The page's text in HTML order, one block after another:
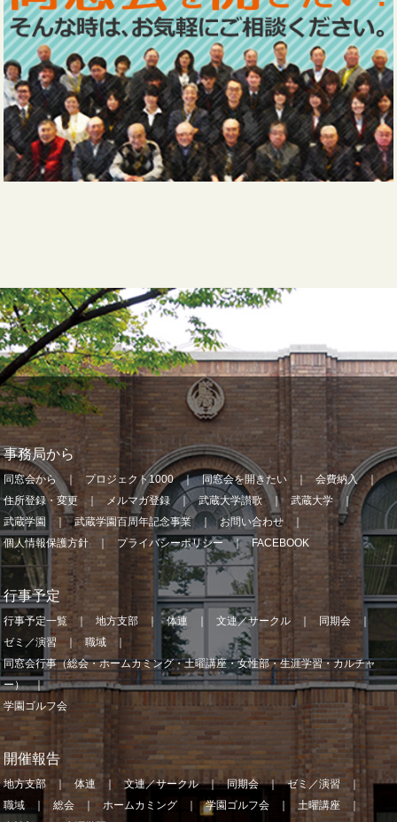
事務局から
同窓会から プロジェクト1000 同窓会を開きたい
会費納入
住所登録・変更
メルマガ登録 武蔵大学讃歌
武蔵大学
武蔵学園
武蔵学園百周年記念事業
お問い合わせ
個人情報保護方針
プライバシーポリシー FACEBOOK
行事予定
行事予定一覧 地方支部 体連 文連／サークル
同期会
ゼミ／演習
職域
同窓会行事（総会・ホームカミング・土曜講座・女性部・生涯学習・カルチャ
ー）
学園ゴルフ会
開催報告
地方支部 体連 文連／サークル 同期会
ゼミ／演習
職域
総会 ホームカミング 学園ゴルフ会
土曜講座